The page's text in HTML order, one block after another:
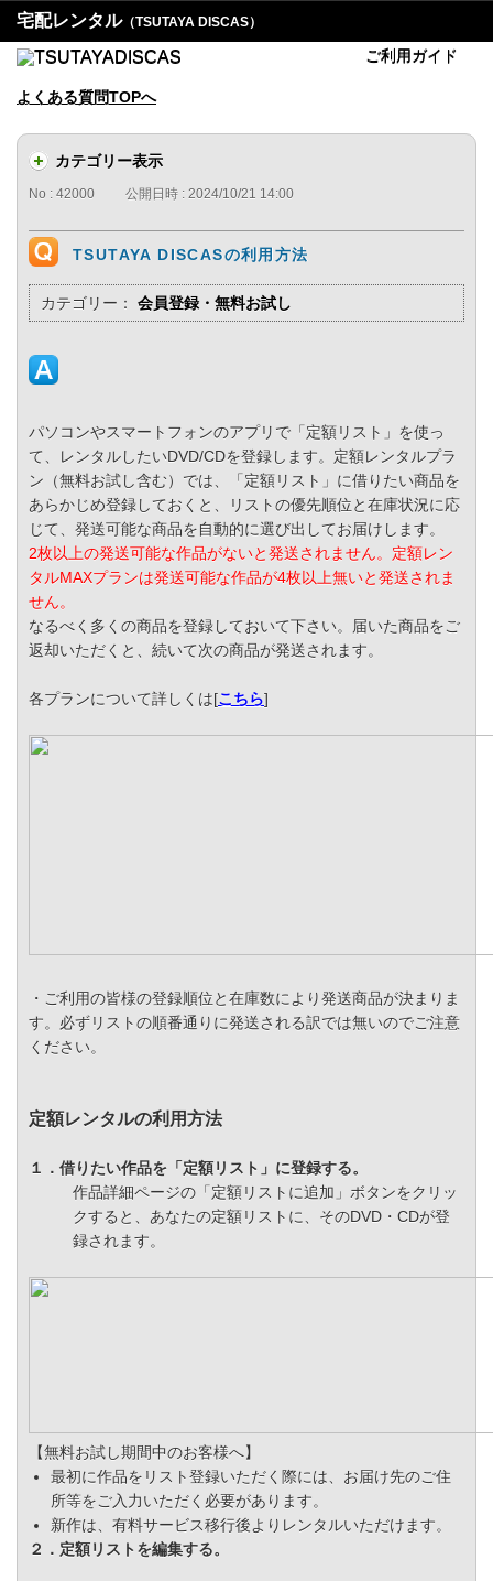
宅配レンタル（TSUTAYA DISCAS）
ご利用ガイド
よくある質問TOPへ
カテゴリー表示
No : 42000 公開日時 : 2024/10/21 14:00
TSUTAYA DISCASの利用方法
カテゴリー： 会員登録・無料お試し
パソコンやスマートフォンのアプリで「定額リスト」を使っ
て、レンタルしたいDVD/CDを登録します。定額レンタルプラ
ン（無料お試し含む）では、「定額リスト」に借りたい商品を
あらかじめ登録しておくと、リストの優先順位と在庫状況に応
じて、発送可能な商品を自動的に選び出してお届けします。
2枚以上の発送可能な作品がないと発送されません。定額レン
タルMAXプランは発送可能な作品が4枚以上無いと発送されま
せん。
なるべく多くの商品を登録しておいて下さい。届いた商品をご
返却いただくと、続いて次の商品が発送されます。
各プランについて詳しくは[こちら]
・ご利用の皆様の登録順位と在庫数により発送商品が決まりま
す。必ずリストの順番通りに発送される訳では無いのでご注意
ください。
定額レンタルの利用方法
１．借りたい作品を「定額リスト」に登録する。
作品詳細ページの「定額リストに追加」ボタンをクリッ
クすると、あなたの定額リストに、そのDVD・CDが登
録されます。
【無料お試し期間中のお客様へ】
最初に作品をリスト登録いただく際には、お届け先のご住
所等をご入力いただく必要があります。
新作は、有料サービス移行後よりレンタルいただけます。
２．定額リストを編集する。